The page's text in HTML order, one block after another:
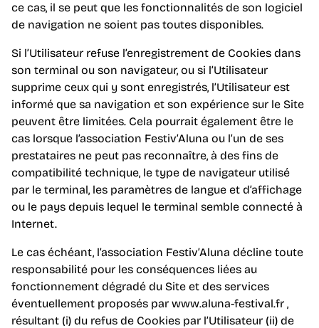
ce cas, il se peut que les fonctionnalités de son logiciel
de navigation ne soient pas toutes disponibles.
Si l’Utilisateur refuse l’enregistrement de Cookies dans
son terminal ou son navigateur, ou si l’Utilisateur
supprime ceux qui y sont enregistrés, l’Utilisateur est
informé que sa navigation et son expérience sur le Site
peuvent être limitées. Cela pourrait également être le
cas lorsque l’association Festiv’Aluna ou l’un de ses
prestataires ne peut pas reconnaître, à des fins de
compatibilité technique, le type de navigateur utilisé
par le terminal, les paramètres de langue et d’affichage
ou le pays depuis lequel le terminal semble connecté à
Internet.
Le cas échéant, l’association Festiv’Aluna décline toute
responsabilité pour les conséquences liées au
fonctionnement dégradé du Site et des services
éventuellement proposés par www.aluna-festival.fr ,
résultant (i) du refus de Cookies par l’Utilisateur (ii) de